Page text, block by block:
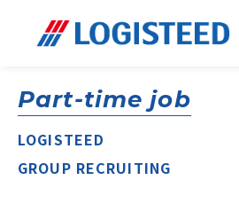
Part-time job
LOGISTEED
GROUP RECRUITING